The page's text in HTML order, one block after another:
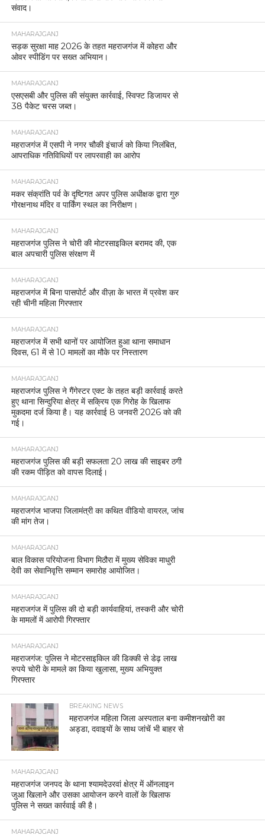
संवाद।
MAHARAJGANJ
सड़क सुरक्षा माह 2026 के तहत महराजगंज में कोहरा और
ओवर स्पीडिंग पर सख्त अभियान।
MAHARAJGANJ
एसएसबी और पुलिस की संयुक्त कार्रवाई, स्विफ्ट डिजायर से
38 पैकेट चरस जब्त।
MAHARAJGANJ
महराजगंज में एसपी ने नगर चौकी इंचार्ज को किया निलंबित,
आपराधिक गतिविधियों पर लापरवाही का आरोप
MAHARAJGANJ
मकर संक्रांति पर्व के दृष्टिगत अपर पुलिस अधीक्षक द्वारा गुरु
गोरक्षनाथ मंदिर व पार्किंग स्थल का निरीक्षण।
MAHARAJGANJ
महराजगंज पुलिस ने चोरी की मोटरसाइकिल बरामद की, एक
बाल अपचारी पुलिस संरक्षण में
MAHARAJGANJ
महराजगंज में बिना पासपोर्ट और वीज़ा के भारत में प्रवेश कर
रही चीनी महिला गिरफ्तार
MAHARAJGANJ
महराजगंज में सभी थानों पर आयोजित हुआ थाना समाधान
दिवस, 61 में से 10 मामलों का मौके पर निस्तारण
MAHARAJGANJ
महराजगंज पुलिस ने गैंगेस्टर एक्ट के तहत बड़ी कार्रवाई करते
हुए थाना सिन्दुरिया क्षेत्र में सक्रिय एक गिरोह के खिलाफ
मुकदमा दर्ज किया है। यह कार्रवाई 8 जनवरी 2026 को की
गई।
MAHARAJGANJ
महराजगंज पुलिस की बड़ी सफलता 20 लाख की साइबर ठगी
की रकम पीड़ित को वापस दिलाई।
MAHARAJGANJ
महराजगंज भाजपा जिलामंत्री का कथित वीडियो वायरल, जांच
की मांग तेज।
MAHARAJGANJ
बाल विकास परियोजना विभाग मिठौरा में मुख्य सेविका माधुरी
देवी का सेवानिवृत्ति सम्मान समारोह आयोजित।
MAHARAJGANJ
महराजगंज में पुलिस की दो बड़ी कार्यवाहियां, तस्करी और चोरी
के मामलों में आरोपी गिरफ्तार
MAHARAJGANJ
महराजगंज: पुलिस ने मोटरसाइकिल की डिक्की से डेढ़ लाख
रुपये चोरी के मामले का किया खुलासा, मुख्य अभियुक्त
गिरफ्तार
BREAKING NEWS
महराजगंज महिला जिला अस्पताल बना कमीशनखोरी का
अड्डा, दवाइयों के साथ जांचें भी बाहर से
MAHARAJGANJ
महराजगंज जनपद के थाना श्यामदेउरवां क्षेत्र में ऑनलाइन
जुआ खिलाने और उसका आयोजन करने वालों के खिलाफ
पुलिस ने सख्त कार्रवाई की है।
MAHARAJGANJ